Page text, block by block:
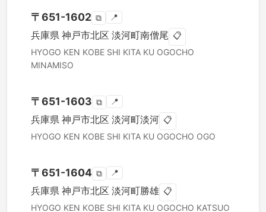
〒651-1602 ⧉ 📍
兵庫県 神戸市北区 淡河町南僧尾 📋
HYOGO KEN KOBE SHI KITA KU OGOCHO
MINAMISO
〒651-1603 ⧉ 📍
兵庫県 神戸市北区 淡河町淡河 📋
HYOGO KEN KOBE SHI KITA KU OGOCHO OGO
〒651-1604 ⧉ 📍
兵庫県 神戸市北区 淡河町勝雄 📋
HYOGO KEN KOBE SHI KITA KU OGOCHO KATSUO